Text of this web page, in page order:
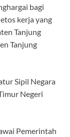
bagi
kerja yang
Tanjung
Tanjung
Sipil Negara
Negeri
Pemerintah